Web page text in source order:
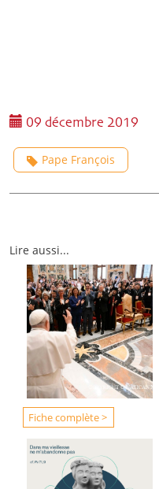
09 décembre 2019
Pape François
Lire aussi...
Fiche complète >